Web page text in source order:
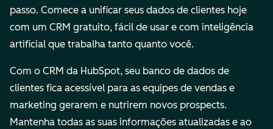
passo. Comece a unificar seus dados de clientes hoje
com um CRM gratuito, fácil de usar e com inteligência
artificial que trabalha tanto quanto você.
Com o CRM da HubSpot, seu banco de dados de
clientes fica acessível para as equipes de vendas e
marketing gerarem e nutrirem novos prospects.
Mantenha todas as suas informações atualizadas e ao